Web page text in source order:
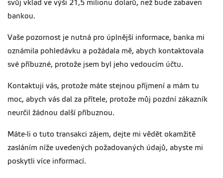
svůj vklad ve výši 21,5 milionu dolarů, než bude zabaven
bankou.
Vaše pozornost je nutná pro úplnější informace, banka mi
oznámila pohledávku a požádala mě, abych kontaktovala
své příbuzné, protože jsem byl jeho vedoucím účtu.
Kontaktuji vás, protože máte stejnou příjmení a mám tu
moc, abych vás dal za přítele, protože můj pozdní zákazník
neurčil žádnou další příbuznou.
Máte-li o tuto transakci zájem, dejte mi vědět okamžitě
zasláním níže uvedených požadovaných údajů, abyste mi
poskytli více informací.